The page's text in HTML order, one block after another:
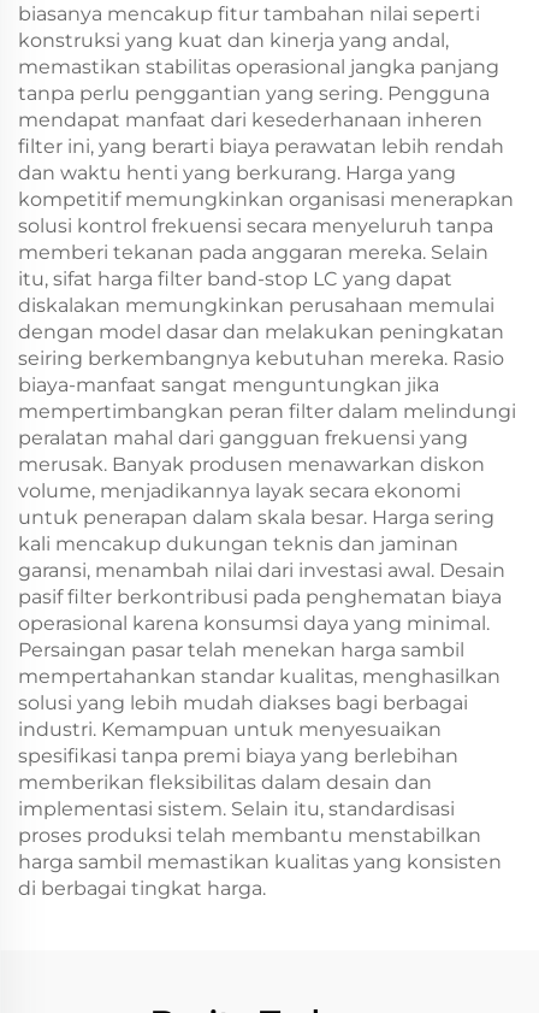
biasanya mencakup fitur tambahan nilai seperti
konstruksi yang kuat dan kinerja yang andal,
memastikan stabilitas operasional jangka panjang
tanpa perlu penggantian yang sering. Pengguna
mendapat manfaat dari kesederhanaan inheren
filter ini, yang berarti biaya perawatan lebih rendah
dan waktu henti yang berkurang. Harga yang
kompetitif memungkinkan organisasi menerapkan
solusi kontrol frekuensi secara menyeluruh tanpa
memberi tekanan pada anggaran mereka. Selain
itu, sifat harga filter band-stop LC yang dapat
diskalakan memungkinkan perusahaan memulai
dengan model dasar dan melakukan peningkatan
seiring berkembangnya kebutuhan mereka. Rasio
biaya-manfaat sangat menguntungkan jika
mempertimbangkan peran filter dalam melindungi
peralatan mahal dari gangguan frekuensi yang
merusak. Banyak produsen menawarkan diskon
volume, menjadikannya layak secara ekonomi
untuk penerapan dalam skala besar. Harga sering
kali mencakup dukungan teknis dan jaminan
garansi, menambah nilai dari investasi awal. Desain
pasif filter berkontribusi pada penghematan biaya
operasional karena konsumsi daya yang minimal.
Persaingan pasar telah menekan harga sambil
mempertahankan standar kualitas, menghasilkan
solusi yang lebih mudah diakses bagi berbagai
industri. Kemampuan untuk menyesuaikan
spesifikasi tanpa premi biaya yang berlebihan
memberikan fleksibilitas dalam desain dan
implementasi sistem. Selain itu, standardisasi
proses produksi telah membantu menstabilkan
harga sambil memastikan kualitas yang konsisten
di berbagai tingkat harga.